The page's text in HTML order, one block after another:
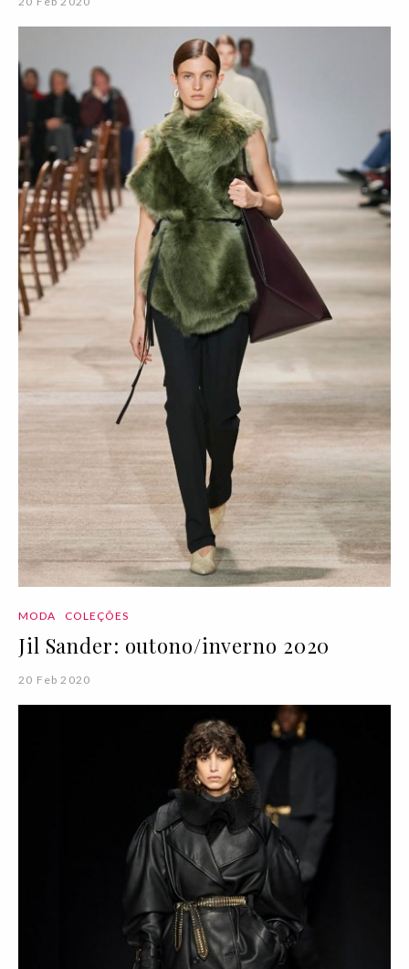
MODA COLEÇÕES
Jil Sander: outono/inverno 2020
20 Feb 2020